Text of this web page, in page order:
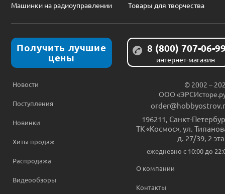
Машинки на радиоуправлении
Товары для творчества
Получить лучшие
цены
8 (800) 707-06-
интернет-магазин
Новости
Поступления
Новинки
Хиты продаж
Распродажа
Видеообзоры
© 2002 –
ООО
196211, Санкт-
ТК «Космос», ул.
д. 27/39, 2
ежедневно c 10:00 до
О компании
Контакты